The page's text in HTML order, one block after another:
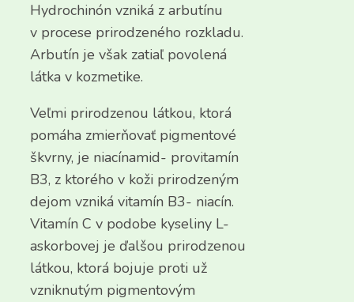
Hydrochinón vzniká z arbutínu
v procese prirodzeného rozkladu.
Arbutín je však zatiaľ povolená
látka v kozmetike.
Veľmi prirodzenou látkou, ktorá
pomáha zmierňovať pigmentové
škvrny, je niacínamid- provitamín
B3, z ktorého v koži prirodzeným
dejom vzniká vitamín B3- niacín.
Vitamín C v podobe kyseliny L-
askorbovej je ďalšou prirodzenou
látkou, ktorá bojuje proti už
vzniknutým pigmentovým